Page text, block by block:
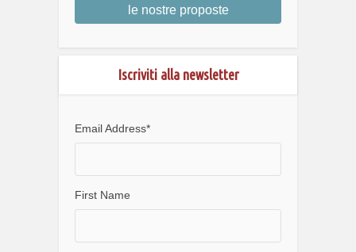
le nostre proposte
Iscriviti alla newsletter
Email Address*
First Name